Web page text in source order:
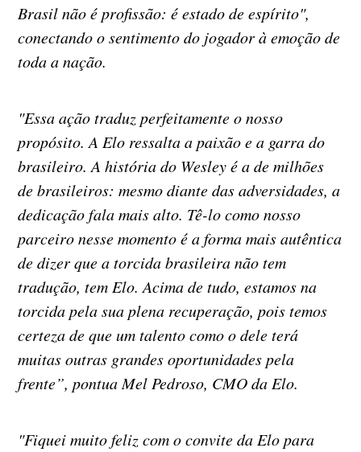
Brasil não é profissão: é estado de espírito",
conectando o sentimento do jogador à emoção de
toda a nação.
"Essa ação traduz perfeitamente o nosso
propósito. A Elo ressalta a paixão e a garra do
brasileiro. A história do Wesley é a de milhões
de brasileiros: mesmo diante das adversidades, a
dedicação fala mais alto. Tê-lo como nosso
parceiro nesse momento é a forma mais autêntica
de dizer que a torcida brasileira não tem
tradução, tem Elo. Acima de tudo, estamos na
torcida pela sua plena recuperação, pois temos
certeza de que um talento como o dele terá
muitas outras grandes oportunidades pela
frente”, pontua Mel Pedroso, CMO da Elo.
"Fiquei muito feliz com o convite da Elo para